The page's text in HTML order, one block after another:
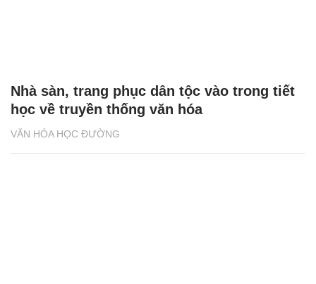
VĂN HÓA HỌC ĐƯỜNG
Nhà sàn, trang phục dân tộc vào trong tiết
học về truyền thống văn hóa